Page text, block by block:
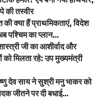
की तस्वीर
क्या हैं प्राथमिकताएं, विदेश
पश्चिम का प्लान…
जी का आशीर्वाद और
को मिलता रहे: उप मुख्यमंत्री
देव साय ने सुश्री मनु भाकर को
जीतने पर दी बधाई…